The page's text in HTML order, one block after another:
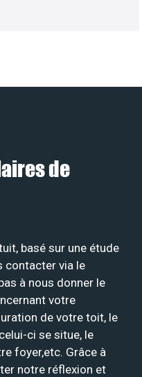
de
basé sur une étude
contacter via le
à nous donner le
votre
de votre toit, le
ci se situe, le
foyer,etc. Grâce à
notre réflexion et